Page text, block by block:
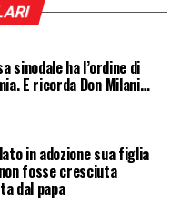
sinodale ha l’ordine di
E ricorda Don Milani…
in adozione sua figlia
fosse cresciuta
dal papa